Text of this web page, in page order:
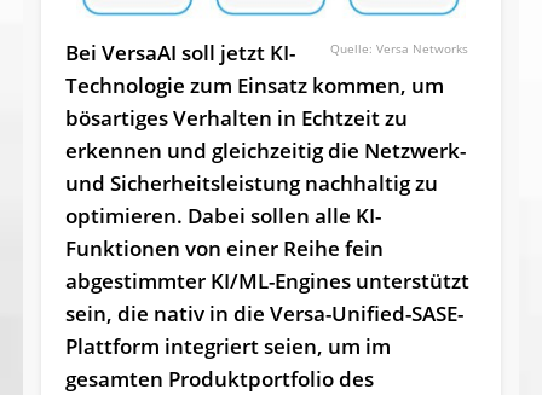
Versa Networks
Bei VersaAI soll jetzt KI-
Technologie zum Einsatz kommen, um
bösartiges Verhalten in Echtzeit zu
erkennen und gleichzeitig die Netzwerk-
und Sicherheitsleistung nachhaltig zu
optimieren. Dabei sollen alle KI-
Funktionen von einer Reihe fein
abgestimmter KI/ML-Engines unterstützt
sein, die nativ in die Versa-Unified-SASE-
Plattform integriert seien, um im
gesamten Produktportfolio des